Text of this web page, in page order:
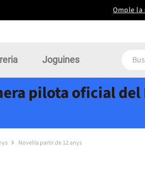
Omple
Joguines
pilota oficial del
Novel·la partir de 12 anys